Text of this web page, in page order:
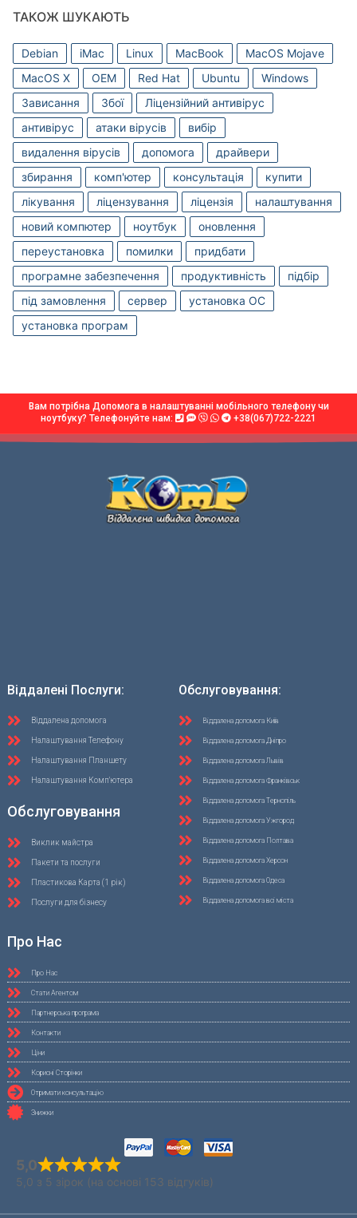
ТАКОЖ ШУКАЮТЬ
Debian iMac Linux MacBook
MacOS Mojave
MacOS X
OEM Red Hat Ubuntu
Windows
Зависання
Збої
Ліцензійний антивірус
антивірус
атаки вірусів
вибір
видалення вірусів
допомога
драйвери
збирання
комп'ютер консультація
купити
лікування
ліцензування ліцензія
налаштування
новий компютер
ноутбук
оновлення
переустановка
помилки
придбати
програмне забезпечення
продуктивність
підбір
під замовлення
сервер
установка OC
установка програм
Вам потрібна Допомога в налаштуванні мобільного телефону чи
ноутбуку? Телефонуйте нам:
+38(067)722-2221
Віддалені Послуги:
Віддалена допомога
Налаштування Телефону
Налаштування Планшету
Налаштування Комп'ютера
Обслуговування
Виклик майстра
Пакети та послуги
Пластикова Карта (1 рік)
Послуги для бізнесу
Обслуговування:
Віддалена допомога Київ
Віддалена допомога Дніпро
Віддалена допомога Львів
Віддалена допомога Франківськ
Віддалена допомога Тернопіль
Віддалена допомога Ужгород
Віддалена допомога Полтава
Віддалена допомога Херсон
Віддалена допомога Одеса
Віддалена допомога всі міста
Про Нас
Про Нас
Стати Агентом
Партнерська програма
Контакти
Ціни
Корисні Сторінки
Отримати консультацію
Знижки
5,0
5,0 з 5 зірок (на основі 153 відгуків)